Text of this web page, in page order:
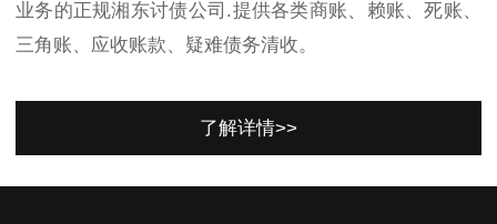
业务的正规湘东讨债公司.提供各类商账、赖账、死账、
三角账、应收账款、疑难债务清收。
了解详情>>